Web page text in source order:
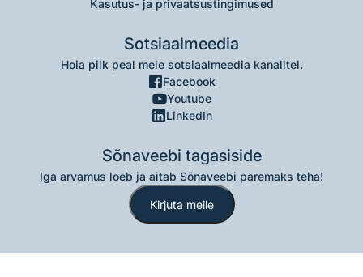
Kasutus- ja privaatsustingimused
Sotsiaalmeedia
Hoia pilk peal meie sotsiaalmeedia kanalitel.
Facebook
Youtube
LinkedIn
Sõnaveebi tagasiside
Iga arvamus loeb ja aitab Sõnaveebi paremaks teha!
Kirjuta meile